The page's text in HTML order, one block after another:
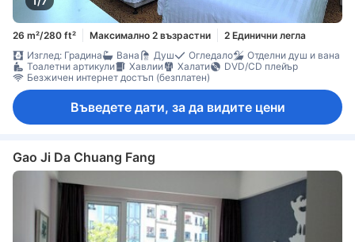
26 m²/280 ft² Максимално 2 възрастни
2 Единични легла
Изглед: Градина
Вана Душ Огледало
Отделни душ и вана
Тоалетни артикули
Хавлии Халати
DVD/CD плейър
Безжичен интернет достъп (безплатен)
Въведете дати, за да видите цени
Gao Ji Da Chuang Fang